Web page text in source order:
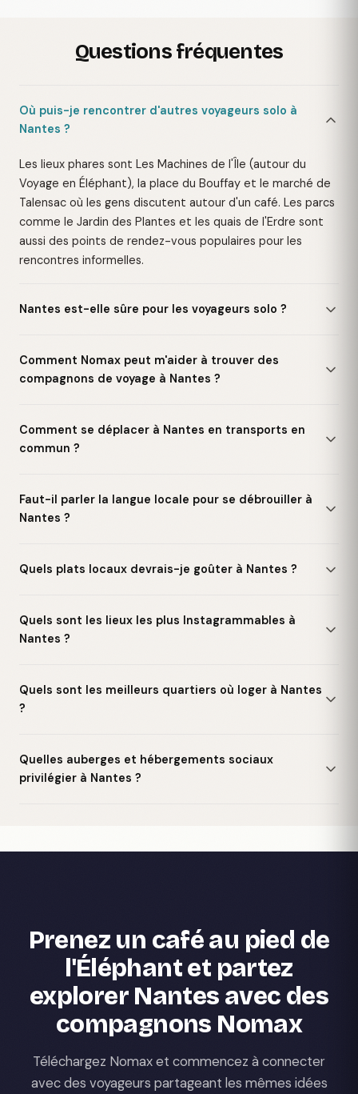
Questions fréquentes
Où puis-je rencontrer d'autres voyageurs solo à
Nantes ?
Les lieux phares sont Les Machines de l'Île (autour du
Voyage en Éléphant), la place du Bouffay et le marché de
Talensac où les gens discutent autour d'un café. Les parcs
comme le Jardin des Plantes et les quais de l'Erdre sont
aussi des points de rendez-vous populaires pour les
rencontres informelles.
Nantes est-elle sûre pour les voyageurs solo ?
Comment Nomax peut m'aider à trouver des
compagnons de voyage à Nantes ?
Comment se déplacer à Nantes en transports en
commun ?
Faut-il parler la langue locale pour se débrouiller à
Nantes ?
Quels plats locaux devrais-je goûter à Nantes ?
Quels sont les lieux les plus Instagrammables à
Nantes ?
Quels sont les meilleurs quartiers où loger à Nantes
?
Quelles auberges et hébergements sociaux
privilégier à Nantes ?
Prenez un café au pied de
l'Éléphant et partez
explorer Nantes avec des
compagnons Nomax
Téléchargez Nomax et commencez à connecter
avec des voyageurs partageant les mêmes idées